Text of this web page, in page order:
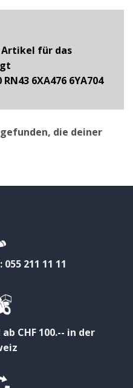
für das
6XA476 6YA704
die deiner
211 11 11
CHF 100.-- in der